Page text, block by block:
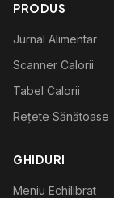
PRODUS
Jurnal Alimentar
Scanner Calorii
Tabel Calorii
Rețete Sănătoase
GHIDURI
Meniu Echilibrat